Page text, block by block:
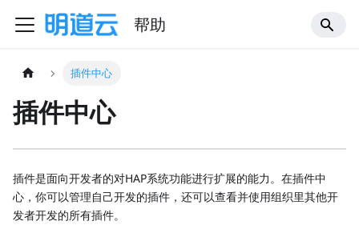
帮助
插件中心
插件中心
插件是面向开发者的对HAP系统功能进行扩展的能力。在插件中
心，你可以管理自己开发的插件，还可以查看并使用组织里其他开
发者开发的所有插件。